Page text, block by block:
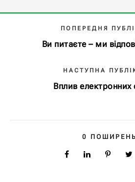
ПОПЕРЕДНЯ
Ви питаєте – ми
НАСТУПНА
Вплив електронних
0 ПОШИРЕНЬ